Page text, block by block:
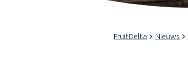
FruitDelta Nieuws